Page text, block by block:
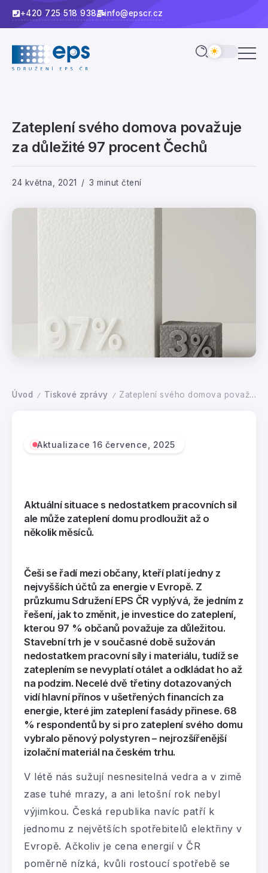
+420 725 518 938 info@epscr.cz
Zateplení svého domova považuje
za důležité 97 procent Čechů
24 května, 2021 3 minut čtení
Úvod / Tiskové zprávy / Zateplení svého domova považuje za důležité 97 procent Čechů
Aktualizace 16 července, 2025
Aktuální situace s nedostatkem pracovních sil
ale může zateplení domu prodloužit až o
několik měsíců.
Češi se řadí mezi občany, kteří platí jedny z
nejvyšších účtů za energie v Evropě. Z
průzkumu Sdružení EPS ČR vyplývá, že jedním z
řešení, jak to změnit, je investice do zateplení,
kterou 97 % občanů považuje za důležitou.
Stavební trh je v současné době sužován
nedostatkem pracovní síly i materiálu, tudíž se
zateplením se nevyplatí otálet a odkládat ho až
na podzim. Necelé dvě třetiny dotazovaných
vidí hlavní přínos v ušetřených financích za
energie, které jim zateplení fasády přinese. 68
% respondentů by si pro zateplení svého domu
vybralo pěnový polystyren – nejrozšířenější
izolační materiál na českém trhu.
V létě nás sužují nesnesitelná vedra a v zimě
zase tuhé mrazy, a ani letošní rok nebyl
výjimkou. Česká republika navíc patří k
jednomu z největších spotřebitelů elektřiny v
Evropě. Ačkoliv je cena energií v ČR
poměrně nízká, kvůli rostoucí spotřebě se